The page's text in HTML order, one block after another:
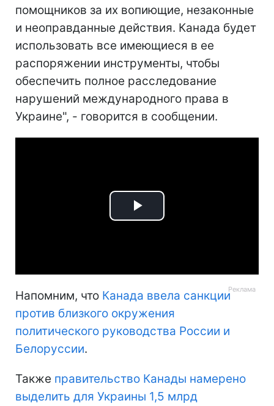
помощников за их вопиющие, незаконные
и неоправданные действия. Канада будет
использовать все имеющиеся в ее
распоряжении инструменты, чтобы
обеспечить полное расследование
нарушений международного права в
Украине", - говорится в сообщении.
Play
Напомним, что Канада ввела санкции
против близкого окружения
политического руководства России и
Белоруссии.
Также правительство Канады намерено
выделить для Украины 1,5 млрд